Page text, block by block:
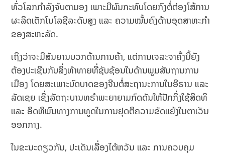
ທົ່ວໂລກກຳລັງຈັບຕາມອງ ເພາະມີຜົນກະທົບໂດຍກົງຕໍ່ຕ່ອງໂສ້ການ
ຜະລິດເຕັກໂນໂລຊີລະດັບສູງ ແລະ ຄວາມໝັ້ນຄົງດ້ານອຸດສາຫະກຳ
ຂອງສະຫະລັດ.
ເຖິງວ່າຈະມີສັນຍານບວກດ້ານການຄ້າ, ແຕ່ການເຈລະຈາຄັ້ງນີ້ຍັງ
ຕ້ອງປະເຊີນກັບສິ່ງທ້າທາຍທີ່ຊັບຊ້ອນໃນດ້ານພູມສັນຖານການ
ເມືອງ ໂດຍສະເພາະບົດບາດຂອງຈີນຕໍ່ສະຖານະການໃນອີຣານ ແລະ
ລັດເຊຍ ເຊິ່ງລັດຖະບານທຣຳພະຍາຍາມກົດດັນໃຫ້ປັກກິ່ງໃຊ້ສິດທິ
ແລະ ອິດທິພົນທາງການທູດໃນການຢຸດຕິຄວາມຂັດແຍ້ງໃນຕາເວັນ
ອອກກາງ.
ໃນຂະນະດຽວກັນ, ປະເດັນເລື່ອງໄຕ້ຫວັນ ແລະ ການຄວບຄຸມ